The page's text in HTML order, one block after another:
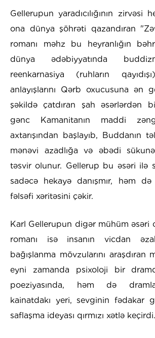
Gellerupun yaradıcılığının zirvəsi
ona dünya şöhrəti qazandıran
romanı məhz bu heyranlığın
dünya ədəbiyyatında
reenkarnasiya (ruhların
anlayışlarını Qərb oxucusuna ən
şəkildə çatdıran şah əsərlərdən
gənc Kamanitanın maddi
axtarışından başlayıb, Buddanın
mənəvi azadlığa və əbədi
təsvir olunur. Gellerup bu əsəri ilə
sadəcə hekayə danışmır, həm
fəlsəfi xəritəsini çəkir.
Karl Gellerupun digər mühüm əsəri
romanı isə insanın vicdan
bağışlanma mövzularını araşdıran
eyni zamanda psixoloji bir
poeziyasında, həm də
kainatdakı yeri, sevginin fədakar
saflaşma ideyası qırmızı xətlə keçirdi.